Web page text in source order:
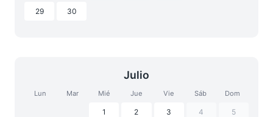
29 30
Julio
Lun Mar Mié Jue Vie Sáb Dom
1 2 3 4 5